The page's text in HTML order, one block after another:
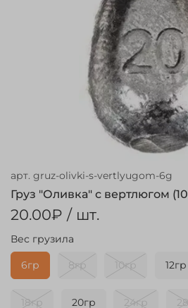
арт. gruz-olivki-s-vertlyugom-6g
Груз "Оливка" с вертлюгом
20.00₽ / шт.
Вес грузила
6гр 8гр 10гр 12гр
18гр 20гр 24гр